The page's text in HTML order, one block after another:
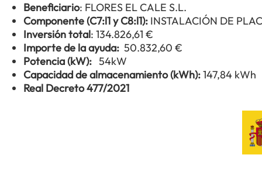
Beneficiario: FLORES EL CALE S.L.
Componente (C7:l1 y C8:l1): INSTALACIÓN DE
Inversión total: 134.826,61 €
Importe de la ayuda: 50.832,60 €
Potencia (kW): 54kW
Capacidad de almacenamiento (kWh):147,84 kWh
Real Decreto 477/2021